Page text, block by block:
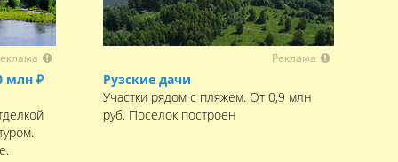
млн ₽
Реклама
Рузские дачи
Участки рядом с пляжем. От 0,9 млн
руб. Поселок построен